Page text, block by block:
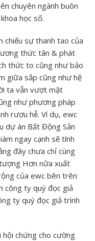
chuyên ngành buôn
học số.
chiếu sự thanh tao của
thức tân & phát
thức to cũng như bảo
giữa sắp cũng như hệ
ta vẫn vượt mặt
như phương pháp
rượu hễ. Ví dụ, ewc
dự án Bất Động Sản
ngay cạnh sẽ tính
đây chưa chỉ cùng
Hơn nữa xuất
của ewc bên trên
công ty quý đọc giả
ty quý đọc giả trình
hội chứng cho cường